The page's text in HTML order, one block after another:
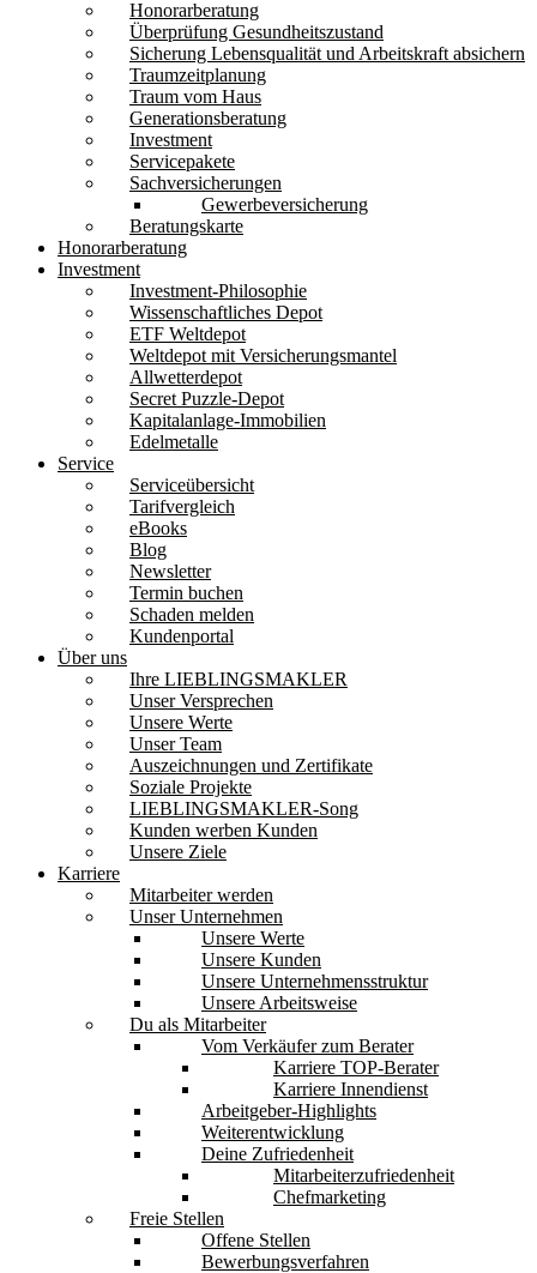
Honorarberatung
Überprüfung Gesundheitszustand
Sicherung Lebensqualität und Arbeitskraft absichern
Traumzeitplanung
Traum vom Haus
Generationsberatung
Investment
Servicepakete
Sachversicherungen
Gewerbeversicherung
Beratungskarte
Honorarberatung
Investment
Investment-Philosophie
Wissenschaftliches Depot
ETF Weltdepot
Weltdepot mit Versicherungsmantel
Allwetterdepot
Secret Puzzle-Depot
Kapitalanlage-Immobilien
Edelmetalle
Service
Serviceübersicht
Tarifvergleich
eBooks
Blog
Newsletter
Termin buchen
Schaden melden
Kundenportal
Über uns
Ihre LIEBLINGSMAKLER
Unser Versprechen
Unsere Werte
Unser Team
Auszeichnungen und Zertifikate
Soziale Projekte
LIEBLINGSMAKLER-Song
Kunden werben Kunden
Unsere Ziele
Karriere
Mitarbeiter werden
Unser Unternehmen
Unsere Werte
Unsere Kunden
Unsere Unternehmensstruktur
Unsere Arbeitsweise
Du als Mitarbeiter
Vom Verkäufer zum Berater
Karriere TOP-Berater
Karriere Innendienst
Arbeitgeber-Highlights
Weiterentwicklung
Deine Zufriedenheit
Mitarbeiterzufriedenheit
Chefmarketing
Freie Stellen
Offene Stellen
Bewerbungsverfahren